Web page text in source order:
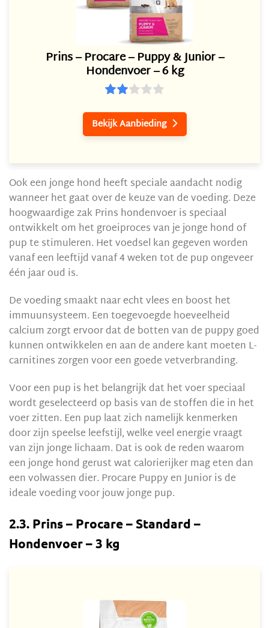
Prins – Procare – Puppy & Junior –
Hondenvoer – 6 kg
Bekijk Aanbieding 
Ook een jonge hond heeft speciale aandacht nodig
wanneer het gaat over de keuze van de voeding. Deze
hoogwaardige zak Prins hondenvoer is speciaal
ontwikkelt om het groeiproces van je jonge hond of
pup te stimuleren. Het voedsel kan gegeven worden
vanaf een leeftijd vanaf 4 weken tot de pup ongeveer
één jaar oud is.
De voeding smaakt naar echt vlees en boost het
immuunsysteem. Een toegevoegde hoeveelheid
calcium zorgt ervoor dat de botten van de puppy goed
kunnen ontwikkelen en aan de andere kant moeten L-
carnitines zorgen voor een goede vetverbranding.
Voor een pup is het belangrijk dat het voer speciaal
wordt geselecteerd op basis van de stoffen die in het
voer zitten. Een pup laat zich namelijk kenmerken
door zijn speelse leefstijl, welke veel energie vraagt
van zijn jonge lichaam. Dat is ook de reden waarom
een jonge hond gerust wat calorierijker mag eten dan
een volwassen dier. Procare Puppy en Junior is de
ideale voeding voor jouw jonge pup.
2.3. Prins – Procare – Standard –
Hondenvoer – 3 kg